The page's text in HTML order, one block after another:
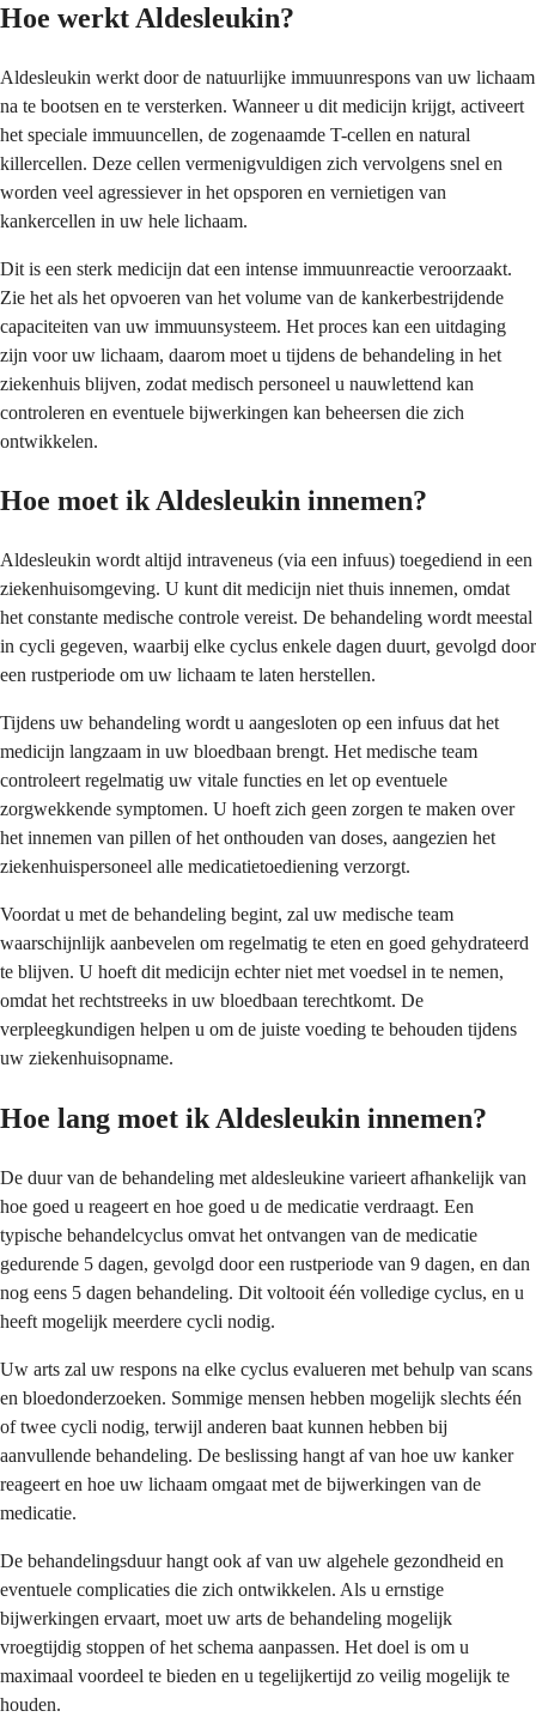
Hoe werkt Aldesleukin?
Aldesleukin werkt door de natuurlijke immuunrespons van uw lichaam
na te bootsen en te versterken. Wanneer u dit medicijn krijgt, activeert
het speciale immuuncellen, de zogenaamde T-cellen en natural
killercellen. Deze cellen vermenigvuldigen zich vervolgens snel en
worden veel agressiever in het opsporen en vernietigen van
kankercellen in uw hele lichaam.
Dit is een sterk medicijn dat een intense immuunreactie veroorzaakt.
Zie het als het opvoeren van het volume van de kankerbestrijdende
capaciteiten van uw immuunsysteem. Het proces kan een uitdaging
zijn voor uw lichaam, daarom moet u tijdens de behandeling in het
ziekenhuis blijven, zodat medisch personeel u nauwlettend kan
controleren en eventuele bijwerkingen kan beheersen die zich
ontwikkelen.
Hoe moet ik Aldesleukin innemen?
Aldesleukin wordt altijd intraveneus (via een infuus) toegediend in een
ziekenhuisomgeving. U kunt dit medicijn niet thuis innemen, omdat
het constante medische controle vereist. De behandeling wordt meestal
in cycli gegeven, waarbij elke cyclus enkele dagen duurt, gevolgd door
een rustperiode om uw lichaam te laten herstellen.
Tijdens uw behandeling wordt u aangesloten op een infuus dat het
medicijn langzaam in uw bloedbaan brengt. Het medische team
controleert regelmatig uw vitale functies en let op eventuele
zorgwekkende symptomen. U hoeft zich geen zorgen te maken over
het innemen van pillen of het onthouden van doses, aangezien het
ziekenhuispersoneel alle medicatietoediening verzorgt.
Voordat u met de behandeling begint, zal uw medische team
waarschijnlijk aanbevelen om regelmatig te eten en goed gehydrateerd
te blijven. U hoeft dit medicijn echter niet met voedsel in te nemen,
omdat het rechtstreeks in uw bloedbaan terechtkomt. De
verpleegkundigen helpen u om de juiste voeding te behouden tijdens
uw ziekenhuisopname.
Hoe lang moet ik Aldesleukin innemen?
De duur van de behandeling met aldesleukine varieert afhankelijk van
hoe goed u reageert en hoe goed u de medicatie verdraagt. Een
typische behandelcyclus omvat het ontvangen van de medicatie
gedurende 5 dagen, gevolgd door een rustperiode van 9 dagen, en dan
nog eens 5 dagen behandeling. Dit voltooit één volledige cyclus, en u
heeft mogelijk meerdere cycli nodig.
Uw arts zal uw respons na elke cyclus evalueren met behulp van scans
en bloedonderzoeken. Sommige mensen hebben mogelijk slechts één
of twee cycli nodig, terwijl anderen baat kunnen hebben bij
aanvullende behandeling. De beslissing hangt af van hoe uw kanker
reageert en hoe uw lichaam omgaat met de bijwerkingen van de
medicatie.
De behandelingsduur hangt ook af van uw algehele gezondheid en
eventuele complicaties die zich ontwikkelen. Als u ernstige
bijwerkingen ervaart, moet uw arts de behandeling mogelijk
vroegtijdig stoppen of het schema aanpassen. Het doel is om u
maximaal voordeel te bieden en u tegelijkertijd zo veilig mogelijk te
houden.